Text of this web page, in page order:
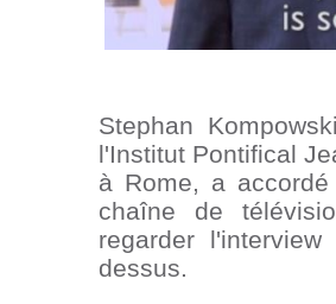
Stephan
l'Institut Pontifical
à Rome, a
chaîne de
regarder
dessus.